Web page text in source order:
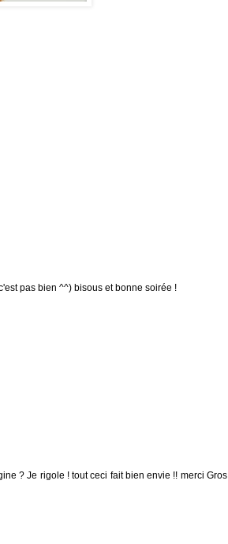
pas bien ^^) bisous et bonne soirée !
? Je rigole ! tout ceci fait bien envie !! merci Gros